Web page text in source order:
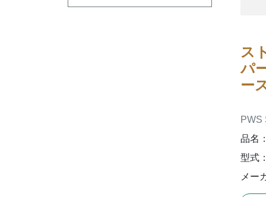
ス
パ
ー
PWS
品名
型式
メー